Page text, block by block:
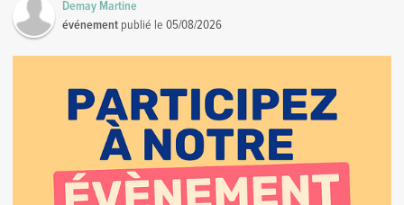
Demay Martine
événement publié le05/08/2026